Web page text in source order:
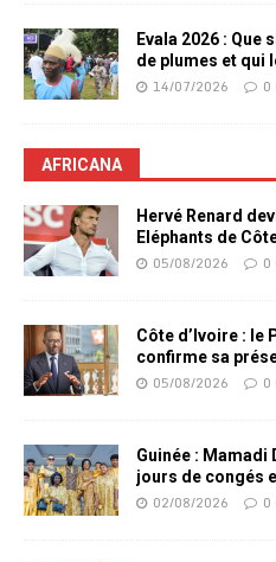
Evala 2026 : Que
de plumes et qui
14/07/2026 0
AFRICANA
Hervé Renard
Eléphants de
05/08/2026 0
Côte d’Ivoire : le
confirme sa
05/08/2026 0
Guinée : Mamadi
jours de congés
02/08/2026 0